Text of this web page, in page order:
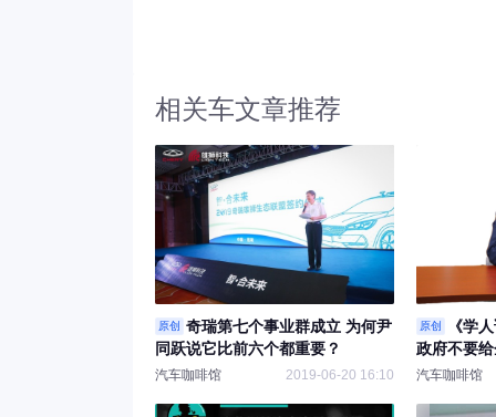
相关车文章推荐
原创
奇瑞第七个事业群成立 为何尹
同跃说它比前六个都重要？
汽车咖啡馆 2019-06-20 16:10
原创
《学
政府不要
汽车咖啡馆